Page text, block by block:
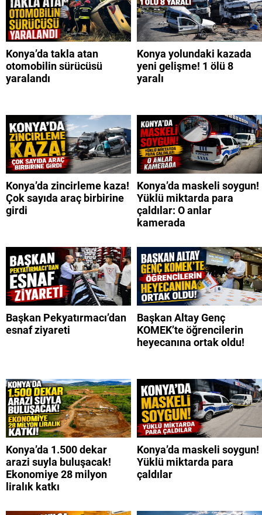
Konya’da takla atan
otomobilin sürücüsü
yaralandı
Konya yolundaki kazada
yeni gelişme! 1 ölü 8
yaralı
Konya’da zincirleme kaza!
Çok sayıda araç birbirine
girdi
Konya’da maskeli soygun!
Yüklü miktarda para
çaldılar: O anlar
kamerada
Başkan Pekyatırmacı’dan
esnaf ziyareti
Başkan Altay Genç
KOMEK’te öğrencilerin
heyecanına ortak oldu!
Konya’da 1.500 dekar
arazi suyla buluşacak!
Ekonomiye 28 milyon
liralık katkı
Konya’da maskeli soygun!
Yüklü miktarda para
çaldılar